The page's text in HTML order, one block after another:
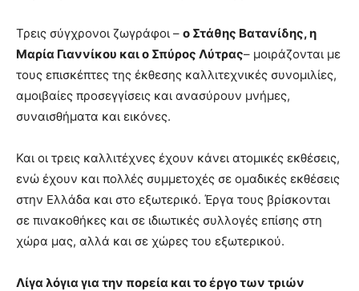
Τρεις σύγχρονοι ζωγράφοι – ο Στάθης Βατανίδης, η
Μαρία Γιαννίκου και ο Σπύρος Λύτρας– μοιράζονται με
τους επισκέπτες της έκθεσης καλλιτεχνικές συνομιλίες,
αμοιβαίες προσεγγίσεις και ανασύρουν μνήμες,
συναισθήματα και εικόνες.
Και οι τρεις καλλιτέχνες έχουν κάνει ατομικές εκθέσεις,
ενώ έχουν και πολλές συμμετοχές σε ομαδικές εκθέσεις
στην Ελλάδα και στο εξωτερικό. Έργα τους βρίσκονται
σε πινακοθήκες και σε ιδιωτικές συλλογές επίσης στη
χώρα μας, αλλά και σε χώρες του εξωτερικού.
Λίγα λόγια για την πορεία και το έργο των τριών